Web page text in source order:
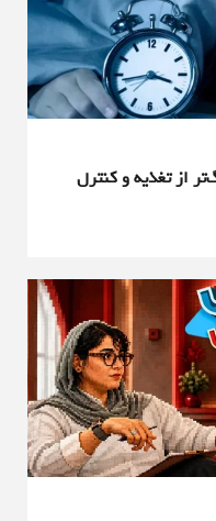
از تغذیه و کنترل